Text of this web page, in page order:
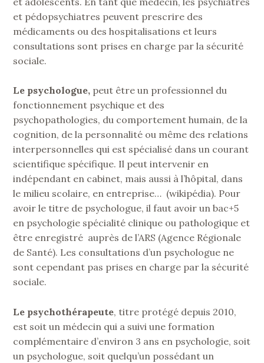
et pédopsychiatres peuvent prescrire des
médicaments ou des hospitalisations et leurs
consultations sont prises en charge par la sécurité
sociale.
Le psychologue, peut être un professionnel du
fonctionnement psychique et des
psychopathologies, du comportement humain, de la
cognition, de la personnalité ou même des relations
interpersonnelles qui est spécialisé dans un courant
scientifique spécifique. Il peut intervenir en
indépendant en cabinet, mais aussi à l’hôpital, dans
le milieu scolaire, en entreprise… (wikipédia). Pour
avoir le titre de psychologue, il faut avoir un bac+5
en psychologie spécialité clinique ou pathologique et
être enregistré auprès de l’ARS (Agence Régionale
de Santé). Les consultations d’un psychologue ne
sont cependant pas prises en charge par la sécurité
sociale.
Le psychothérapeute, titre protégé depuis 2010,
est soit un médecin qui a suivi une formation
complémentaire d’environ 3 ans en psychologie, soit
un psychologue, soit quelqu’un possédant un